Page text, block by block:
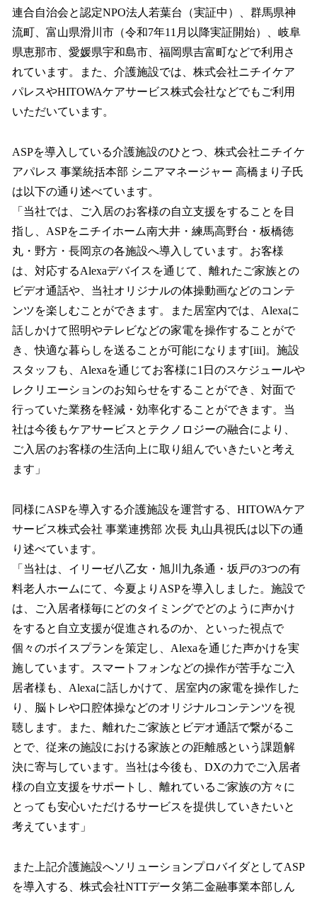
連合自治会と認定NPO法人若葉台（実証中）、群馬県神
流町、富山県滑川市（令和7年11月以降実証開始）、岐阜
県恵那市、愛媛県宇和島市、福岡県吉富町などで利用さ
れています。また、介護施設では、株式会社ニチイケア
パレスやHITOWAケアサービス株式会社などでもご利用
いただいています。
ASPを導入している介護施設のひとつ、株式会社ニチイケ
アパレス 事業統括本部 シニアマネージャー 高橋まり子氏
は以下の通り述べています。
「当社では、ご入居のお客様の自立支援をすることを目
指し、ASPをニチイホーム南大井・練馬高野台・板橋徳
丸・野方・長岡京の各施設へ導入しています。お客様
は、対応するAlexaデバイスを通じて、離れたご家族との
ビデオ通話や、当社オリジナルの体操動画などのコンテ
ンツを楽しむことができます。また居室内では、Alexaに
話しかけて照明やテレビなどの家電を操作することがで
き、快適な暮らしを送ることが可能になります[iii]。施設
スタッフも、Alexaを通じてお客様に1日のスケジュールや
レクリエーションのお知らせをすることができ、対面で
行っていた業務を軽減・効率化することができます。当
社は今後もケアサービスとテクノロジーの融合により、
ご入居のお客様の生活向上に取り組んでいきたいと考え
ます」
同様にASPを導入する介護施設を運営する、HITOWAケア
サービス株式会社 事業連携部 次長 丸山具視氏は以下の通
り述べています。
「当社は、イリーゼ八乙女・旭川九条通・坂戸の3つの有
料老人ホームにて、今夏よりASPを導入しました。施設で
は、ご入居者様毎にどのタイミングでどのように声かけ
をすると自立支援が促進されるのか、といった視点で
個々のボイスプランを策定し、Alexaを通じた声かけを実
施しています。スマートフォンなどの操作が苦手なご入
居者様も、Alexaに話しかけて、居室内の家電を操作した
り、脳トレや口腔体操などのオリジナルコンテンツを視
聴します。また、離れたご家族とビデオ通話で繋がるこ
とで、従来の施設における家族との距離感という課題解
決に寄与しています。当社は今後も、DXの力でご入居者
様の自立支援をサポートし、離れているご家族の方々に
とっても安心いただけるサービスを提供していきたいと
考えています」
また上記介護施設へソリューションプロバイダとしてASP
を導入する、株式会社NTTデータ第二金融事業本部しん